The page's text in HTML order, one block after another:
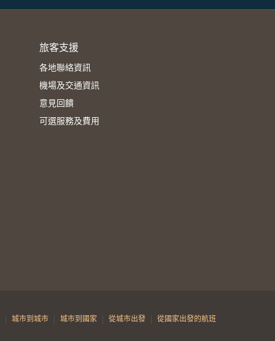
旅客支援
各地聯絡資訊
機場及交通資訊
意見回饋
可選服務及費用
| 城市到城市 | 城市到國家 | 從城市出發 | 從國家出發的航班